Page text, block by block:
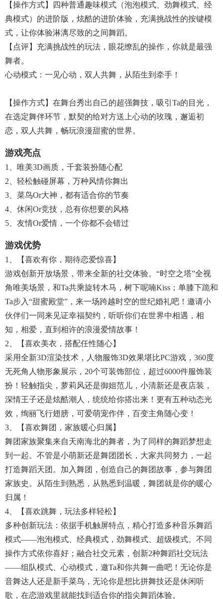
【操作方式】四种普通趣味模式（泡泡模式、劲舞模式、经
典模式）的进阶版，炫酷的进阶体验，充满挑战性的按键模
式，让你体验淋漓尽致的之间舞蹈。
【点评】充满挑战性的玩法，眼花缭乱的操作，你就是最强
舞者。
心动模式：一见心动，双人共舞，从陌生到牵手！
【操作方式】在舞台秀出自己的超强舞技，吸引Ta的目光，
在选定舞伴环节，默契的给对方送上心动的玫瑰，邂逅初
恋，双人共舞，畅玩浪漫甜蜜的世界。
游戏亮点
1、唯美3D画质，千套装扮随心配
2、轻松触碰屏幕，万种风情你舞出
3、菜鸟or大神，都有适合你的节奏
4、休闲or竞技，总有你想要的风格
5、友情or爱情，一个你都不会错过
游戏优势
1、【喜欢有你，期待恋爱惊喜】
游戏创新开放场景，带来全新的社交体验。“时空之塔”全视
角唯美场景，和Ta共乘旋转木马，树下呢喃Kiss；单膝下跪和
Ta步入“甜蜜殿堂”，来一场跨越时空的世纪婚礼吧！邀请小
伙伴们一同来见证幸福契约，听听你们在世界中相遇，相
知，相爱，直到相许的浪漫爱情故事！
2、【喜欢美衣，搭配任性随心】
采用全新3D渲染技术，人物服饰3D效果堪比PC游戏，360度
无死角人物形象展示，20个可装饰部位，超过6000件服饰装
扮！轻触指尖，萝莉风还是御姐范儿，小清新还是夜店装，
深情王子还是炫酷潮人，统统给你搭出来！更有五种动态光
效，绚丽飞行翅膀，可爱萌宠作伴，百变主角随心变！
3、【喜欢舞团，家族暖心归属】
舞团家族聚集来自天南海北的舞者，为了同样的舞蹈梦想走
到一起。不管是小萌新还是舞团团长，大家共同努力，一起
打造舞蹈天团。加入舞团，创造自己的舞团故事，参与舞团
家族史。从陌生到熟悉，从熟悉到温暖，舞团就是你的暖心
归属！
4、【喜欢跳舞，玩法多样轻松】
多种创新玩法：依据手机触屏特点，精心打造多种音乐舞蹈
模式——泡泡模式、经典模式，劲舞模式、超级模式。不同
操作方式依你喜好；融合社交元素，创新2种舞蹈社交玩法
——组队模式、心动模式，邀Ta和你共舞一曲吧！无论你是
音舞达人还是新手菜鸟，无论你是想比拼舞技还是休闲听
歌，在恋游戏里就能找到适合你的指尖舞蹈体验。